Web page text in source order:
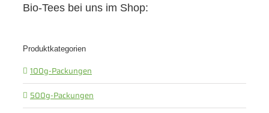
Bio-Tees bei uns im Shop:
Produktkategorien
100g-Packungen
500g-Packungen